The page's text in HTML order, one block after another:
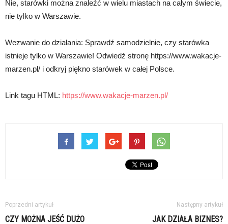
Nie, starówki można znaleźć w wielu miastach na całym świecie,
nie tylko w Warszawie.
Wezwanie do działania: Sprawdź samodzielnie, czy starówka
istnieje tylko w Warszawie! Odwiedź stronę https://www.wakacje-
marzen.pl/ i odkryj piękno starówek w całej Polsce.
Link tagu HTML: https://www.wakacje-marzen.pl/
Poprzedni artykuł
CZY MOŻNA JEŚĆ DUŻO
Następny artykuł
JAK DZIAŁA BIZNES?